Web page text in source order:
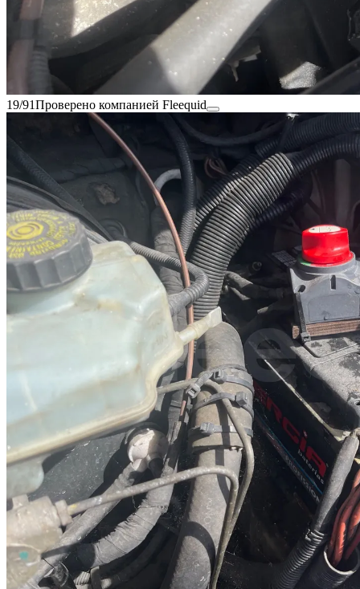
19/91Проверено компанией Fleequid